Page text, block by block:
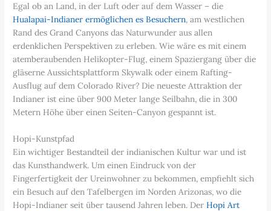
Egal ob an Land, in der Luft oder auf dem Wasser – die
Hualapai-Indianer ermöglichen es Besuchern, am westlichen
Rand des Grand Canyons das Naturwunder aus allen
erdenklichen Perspektiven zu erleben. Wie wäre es mit einem
atemberaubenden Helikopter-Flug, einem Spaziergang über die
gläserne Aussichtsplattform Skywalk oder einem Rafting-
Ausflug auf dem Colorado River? Die neueste Attraktion der
Indianer ist eine über 900 Meter lange Seilbahn, die in 300
Metern Höhe über einen Seiten-Canyon gespannt ist.
Hopi-Kunstpfad
Ein wichtiger Bestandteil der indianischen Kultur war und ist
das Kunsthandwerk. Um einen Eindruck von der
Fingerfertigkeit der Ureinwohner zu bekommen, empfiehlt sich
ein Besuch auf den Tafelbergen im Norden Arizonas, wo die
Hopi-Indianer seit über tausend Jahren leben. DerHopi Art